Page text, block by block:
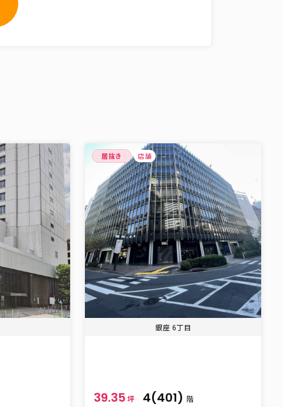
居抜き 店舗
銀座 6丁目
39.35 坪 4(401) 階